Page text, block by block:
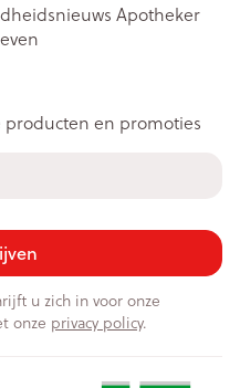
Apotheker
en promoties
u zich in voor onze
onze privacy policy.